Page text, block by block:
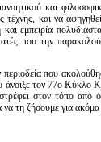
και
και να
εμπειρία
που την
που
άνοιξε τον 77ο Κύκλο
στον τόπο από
να τη ζήσουμε για